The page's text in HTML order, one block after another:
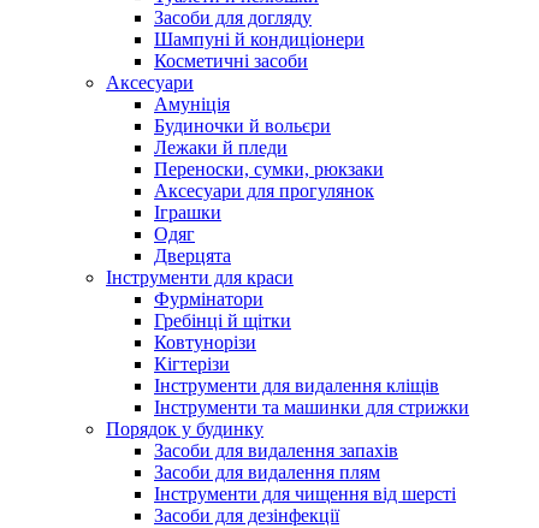
Засоби для догляду
Шампуні й кондиціонери
Косметичні засоби
Аксесуари
Амуніція
Будиночки й вольєри
Лежаки й пледи
Переноски, сумки, рюкзаки
Аксесуари для прогулянок
Іграшки
Одяг
Дверцята
Інструменти для краси
Фурмінатори
Гребінці й щітки
Ковтунорізи
Кігтерізи
Інструменти для видалення кліщів
Інструменти та машинки для стрижки
Порядок у будинку
Засоби для видалення запахів
Засоби для видалення плям
Інструменти для чищення від шерсті
Засоби для дезінфекції